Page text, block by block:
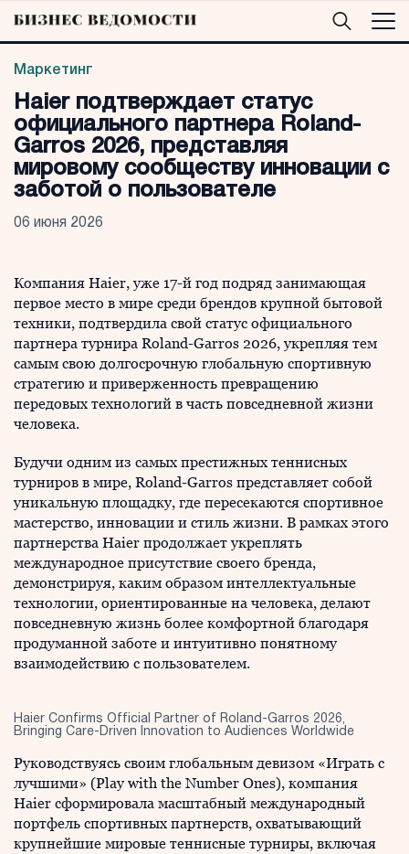
Маркетинг
Haier подтверждает статус
официального партнера Roland-
Garros 2026, представляя
мировому сообществу инновации с
заботой о пользователе
06 июня 2026
Компания Haier, уже 17-й год подряд занимающая
первое место в мире среди брендов крупной бытовой
техники, подтвердила свой статус официального
партнера турнира Roland-Garros 2026, укрепляя тем
самым свою долгосрочную глобальную спортивную
стратегию и приверженность превращению
передовых технологий в часть повседневной жизни
человека.
Будучи одним из самых престижных теннисных
турниров в мире, Roland-Garros представляет собой
уникальную площадку, где пересекаются спортивное
мастерство, инновации и стиль жизни. В рамках этого
партнерства Haier продолжает укреплять
международное присутствие своего бренда,
демонстрируя, каким образом интеллектуальные
технологии, ориентированные на человека, делают
повседневную жизнь более комфортной благодаря
продуманной заботе и интуитивно понятному
взаимодействию с пользователем.
Haier Confirms Official Partner of Roland-Garros 2026,
Bringing Care-Driven Innovation to Audiences Worldwide
Руководствуясь своим глобальным девизом «Играть с
лучшими» (Play with the Number Ones), компания
Haier сформировала масштабный международный
портфель спортивных партнерств, охватывающий
крупнейшие мировые теннисные турниры, включая